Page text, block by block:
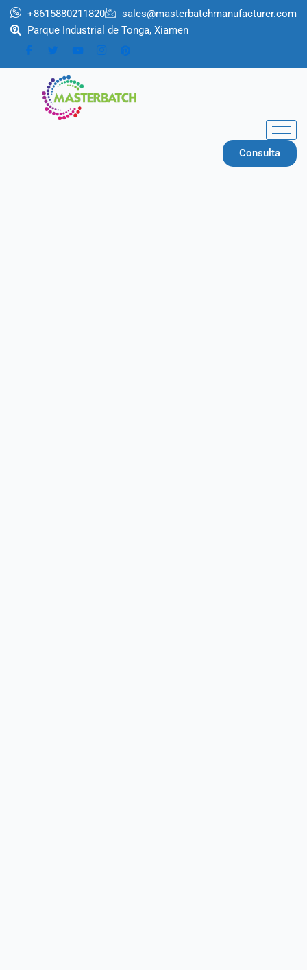
+8615880211820
sales@masterbatchmanufacturer.com
Parque Industrial de Tonga, Xiamen
Consulta